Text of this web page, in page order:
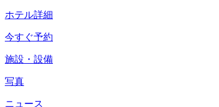
ホテル詳細
今すぐ予約
施設・設備
写真
ニュース